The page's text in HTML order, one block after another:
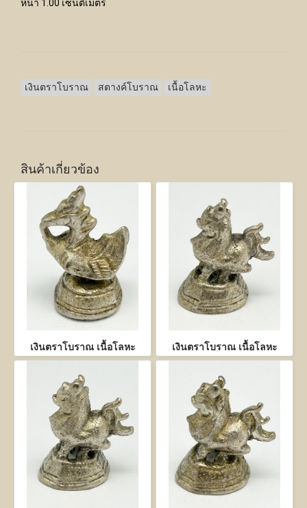
หนา 1.00 เซนติเมตร
เงินตราโบราณ สตางค์โบราณ เนื้อโลหะ
สินค้าเกี่ยวข้อง
เงินตราโบราณ เนื้อโลหะ เงินตราโบราณ เนื้อโลหะ